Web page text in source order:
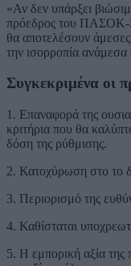
«Αν δεν υπάρξει
πρόεδρος του ΠΑΣΟΚ-
θα αποτελέσουν
την ισορροπία ανάμεσα
Συγκεκριμένα οι
1. Επαναφορά της
κριτήρια που θα
δόση της ρύθμισης.
2. Κατοχύρωση στο το
3. Περιορισμό της
4. Καθίσταται
5. Η εμπορική αξία της